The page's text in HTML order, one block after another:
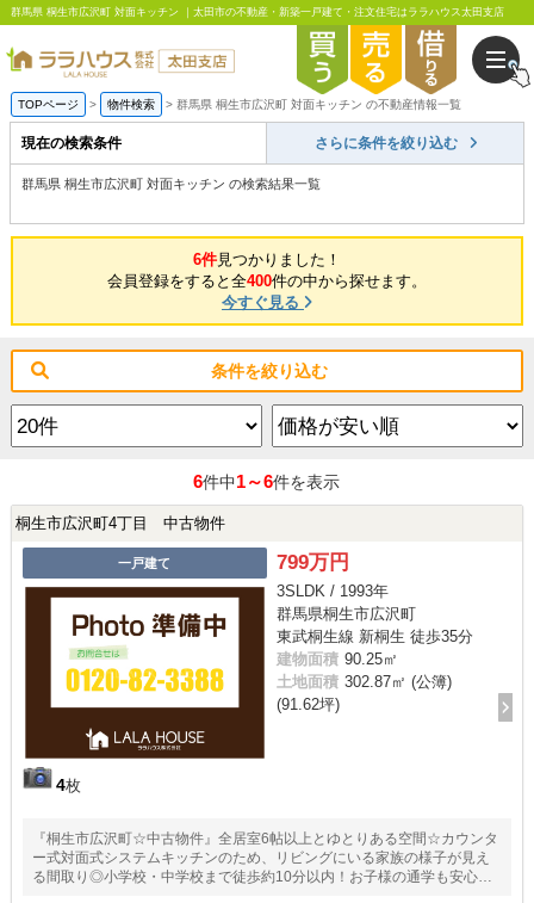
群馬県 桐生市広沢町 対面キッチン ｜太田市の不動産・新築一戸建て・注文住宅はララハウス太田支店
TOPページ 物件検索 群馬県 桐生市広沢町 対面キッチン の不動産情報一覧
現在の検索条件 さらに条件を絞り込む
群馬県 桐生市広沢町 対面キッチン の検索結果一覧
6件見つかりました！
会員登録をすると全400件の中から探せます。
今すぐ見る
条件を絞り込む
6件中1～6件を表示
桐生市広沢町4丁目 中古物件
一戸建て
4枚
799万円
3SLDK / 1993年
群馬県桐生市広沢町
東武桐生線 新桐生 徒歩35分
建物面積 90.25㎡
土地面積 302.87㎡ (公簿)
(91.62坪)
『桐生市広沢町☆中古物件』全居室6帖以上とゆとりある空間☆カウンタ
ー式対面式システムキッチンのため、リビングにいる家族の様子が見え
る間取り◎小学校・中学校まで徒歩約10分以内！お子様の通学も安心な